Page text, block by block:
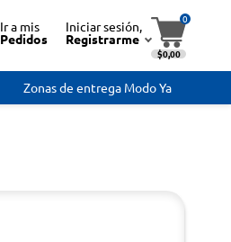
Ir a mis
Pedidos
Iniciar sesión,
Registrarme
0
$0,00
Zonas de entrega Modo Ya